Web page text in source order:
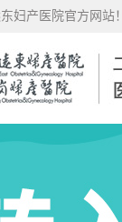
妇产医院官方网站！